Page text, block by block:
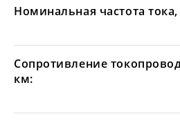
Номинальная частота
Сопротивление
км: